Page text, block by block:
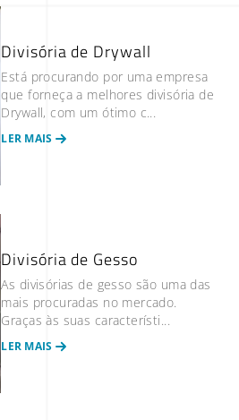
Divisória de Drywall
Está procurando por uma empresa
que forneça a melhores divisória de
Drywall, com um ótimo c...
LER MAIS
Divisória de Gesso
As divisórias de gesso são uma das
mais procuradas no mercado.
Graças às suas característi...
LER MAIS